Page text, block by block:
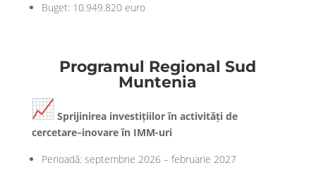
Buget: 10.949.820 euro
Programul Regional Sud
Muntenia
Sprijinirea investițiilor în activități de
cercetare–inovare în IMM-uri
Perioadă: septembrie 2026 – februarie 2027